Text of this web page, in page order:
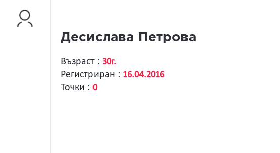
Десислава Петрова
Възраст : 30г.
Регистриран : 16.04.2016
Точки : 0